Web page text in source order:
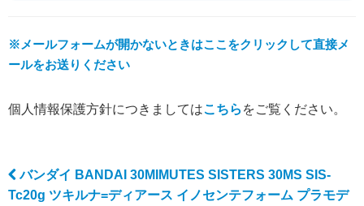
※メールフォームが開かないときはここをクリックして直接メ
ールをお送りください
個人情報保護方針につきましてはこちら をご覧ください。
Post navigation
バンダイ BANDAI 30MIMUTES SISTERS 30MS SIS-
Tc20g ツキルナ=ディアース イノセンテフォーム プラモデ